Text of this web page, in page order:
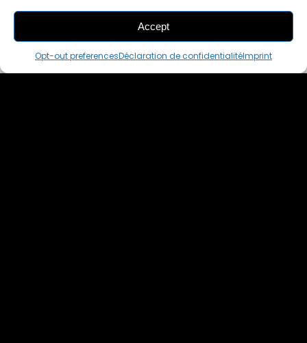
Accept
Opt-out preferencesDéclaration de confidentialitéImprint
THIS PAIR IS
ALREADY SOLD OUT